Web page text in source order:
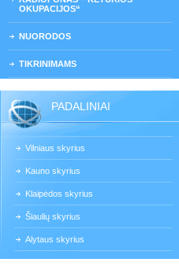
OKUPACIJOS“
NUORODOS
TIKRINIMAMS
PADALINIAI
Vilniaus skyrius
Kauno skyrius
Klaipėdos skyrius
Šiaulių skyrius
Alytaus skyrius